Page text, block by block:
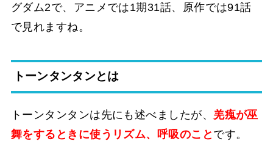
グダム2で、アニメでは1期31話、原作では91話
で見れますね。
トーンタンタンとは
トーンタンタンは先にも述べましたが、 羌瘣が巫
舞をするときに使うリズム、呼吸のこと です。